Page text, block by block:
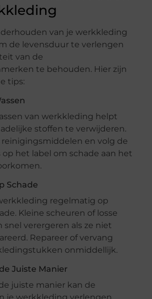
van je werkkleding
de levensduur te verlengen
van de
te behouden. Hier zijn
tips:
van werkkleding helpt
stoffen te verwijderen.
en volg de
het label om schade aan het
Schade
regelmatig op
Kleine scheuren of losse
snel verergeren als ze niet
Repareer of vervang
onmiddellijk.
Juiste Manier
juiste manier kan de